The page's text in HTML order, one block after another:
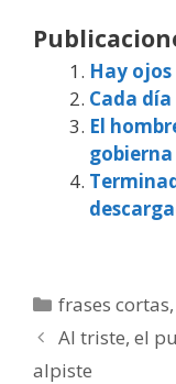
Hay
Cada
El
gobierna
Categorías
frases cortas,
Al triste, el
alpiste